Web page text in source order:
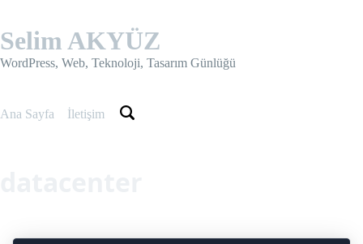
content
Selim AKYÜZ
WordPress, Web, Teknoloji, Tasarım Günlüğü
Ana Sayfa İletişim